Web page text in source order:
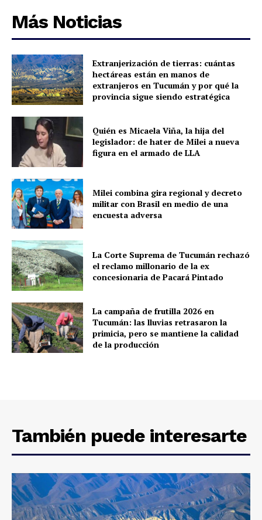
Más Noticias
Extranjerización de tierras: cuántas
hectáreas están en manos de
extranjeros en Tucumán y por qué la
provincia sigue siendo estratégica
Quién es Micaela Viña, la hija del
legislador: de hater de Milei a nueva
figura en el armado de LLA
Milei combina gira regional y decreto
militar con Brasil en medio de una
encuesta adversa
La Corte Suprema de Tucumán rechazó
el reclamo millonario de la ex
concesionaria de Pacará Pintado
La campaña de frutilla 2026 en
Tucumán: las lluvias retrasaron la
primicia, pero se mantiene la calidad
de la producción
También puede interesarte